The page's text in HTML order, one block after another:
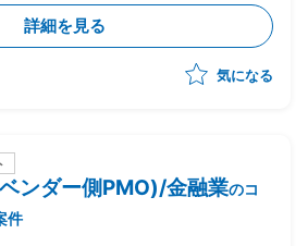
移行対策の立案
する計画策定/推進
行本番～移行後支援までの全体推
詳細を見る
気になる
ンダー側PMO)/金融業のコ
件